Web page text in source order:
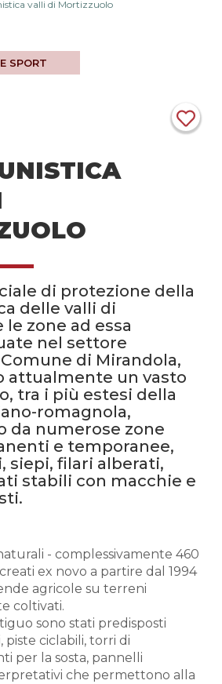
valli di Mortizzuolo
SPORT
di protezione della
delle valli di
zone ad essa
nel settore
di Mirandola,
attualmente un vasto
tra i più estesi della
romagnola,
da numerose zone
e temporanee,
siepi, filari alberati,
stabili con macchie e
- complessivamente 460
ex novo a partire dal 1994
agricole su terreni
coltivati.
sono stati predisposti
piste ciclabili, torri di
per la sosta, pannelli
che permettono alla